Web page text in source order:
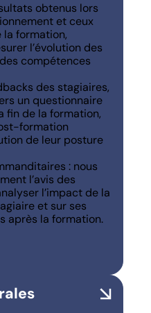
obtenus lors
et ceux
la formation,
l’évolution des
compétences
des stagiaires,
un questionnaire
fin de la formation,
formation
de leur posture
: nous
l’avis des
l’impact de la
et sur ses
après la formation.